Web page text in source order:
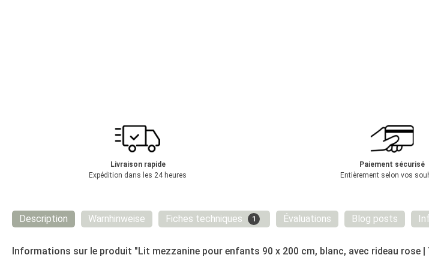
Livraison rapide
Expédition dans les 24 heures
Paiement sécurisé
Entièrement selon vos
Description Warnhinweise Fiches techniques 1 Évaluations Blog posts
Informations sur le produit "Lit mezzanine pour enfants 90 x 200 cm, blanc, avec rideau rose